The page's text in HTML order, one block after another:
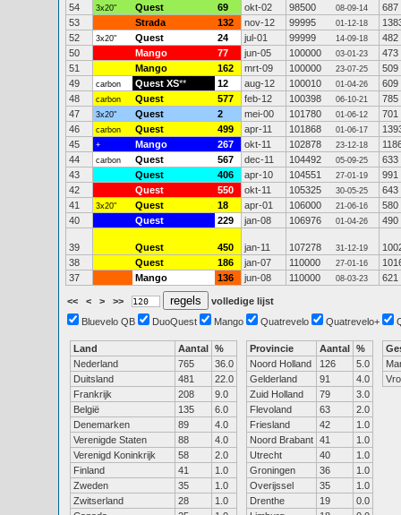
54 3x20" Quest 69 okt-02 98500 08-09-14
687
53
Strada 132 nov-12 99995 01-12-18
52
3x20" Quest 24 jul-01 99999 14-09-18
482
50
Mango 77 jun-05 100000 03-01-23
473
51
Mango 162 mrt-09 100000 23-07-25
509
49
carbon Quest XS** 12 aug-12 100010 01-04-26
609
48
carbon Quest 577 feb-12 100398 06-10-21
785
47
3x20" Quest 2 mei-00 101780 01-06-12
701
46
carbon Quest 499 apr-11 101868 01-06-17
45
+ Mango 267 okt-11 102878 23-12-18
44
carbon Quest 567 dec-11 104492 05-09-25
633
43
Quest 406 apr-10 104551 27-01-19
991
42
Quest 550 okt-11 105325 30-05-25
643
41
3x20" Quest 18 apr-01 106000 21-06-16
580
40
Quest 229 jan-08 106976 01-04-26 490
39 Quest 450 jan-11 107278 31-12-19
38
Quest 186 jan-07 110000 27-01-16
37
Mango 136 jun-08 110000 08-03-23 621
<< < > >>
volledige lijst
Bluevelo QB
DuoQuest Mango Quatrevelo Quatrevelo+
Land Aantal %
Nederland
765
36.0
Duitsland
481
22.0
Frankrijk
208
9.0
België
135
6.0
Denemarken
89
4.0
Verenigde Staten
88
4.0
Verenigd Koninkrijk
58
2.0
Finland
41
1.0
Zweden
35
1.0
Zwitserland
28
1.0
Provincie Aantal %
Noord Holland
126
5.0
Gelderland
91
4.0
Zuid Holland
79
3.0
Flevoland
63
2.0
Friesland
42
1.0
Noord Brabant 41
1.0
Utrecht
40
1.0
Groningen
36
1.0
Overijssel
35
1.0
Drenthe
19
0.0